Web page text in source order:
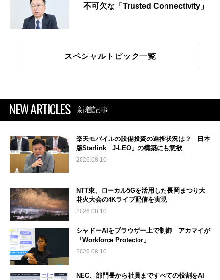
不可欠な「Trusted Connectivity」
スペシャルトピック一覧
NEW ARTICLES 新着記事
楽天モバイルの設備投資の進捗状況は？ 日本
版Starlink「J-LEO」の構築にも意欲
2026.08.10
NTT東、ローカル5Gを活用した長岡まつり大
花火大会の4Kライブ配信を実現
2026.08.10
シャドーAIをブラウザー上で制御 アカマイが
「Workforce Protector」
2026.08.10
NEC、部門長から社員まですべての役割をAI